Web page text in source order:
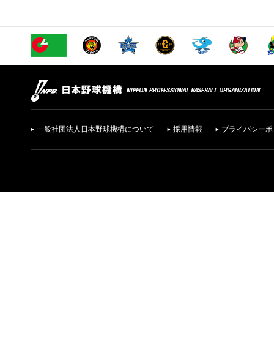
一般社団法人日本野球機構について 採用情報 プライバシー